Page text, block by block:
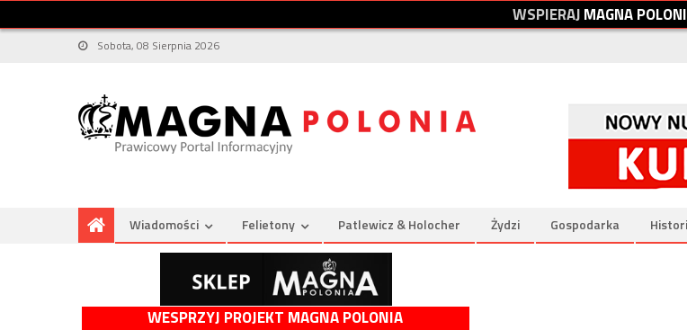
WSPIERAJMAGNAPOLONI
Sobota, 08 Sierpnia 2026
Wiadomości Felietony Patlewicz & Holocher Żydzi Gospodarka
WESPRZYJ PROJEKT MAGNA POLONIA